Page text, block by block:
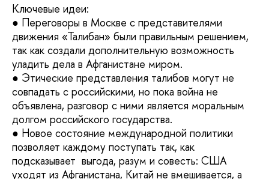
Ключевые идеи:
● Переговоры в Москве с представителями
движения «Талибан» были правильным решением,
так как создали дополнительную возможность
уладить дела в Афганистане миром.
● Этические представления талибов могут не
совпадать с российскими, но пока война не
объявлена, разговор с ними является моральным
долгом российского государства.
● Новое состояние международной политики
позволяет каждому поступать так, как
подсказывает выгода, разум и совесть: США
уходят из Афганистана, Китай не вмешивается, а